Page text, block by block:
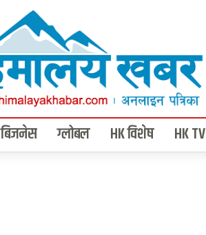
बिजनेस ग्लोबल HK विशेष HK TV